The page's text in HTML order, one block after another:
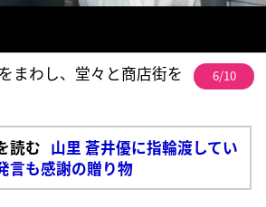
まわし、堂々と商店街を
6/10
読む 山里 蒼井優に指輪渡してい
言も感謝の贈り物